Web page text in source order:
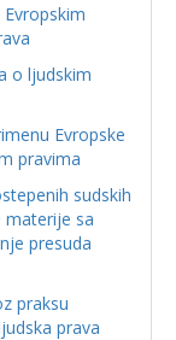
o ljudskim
Evropske
pravima
sudskih
materije sa
presuda
praksu
prava